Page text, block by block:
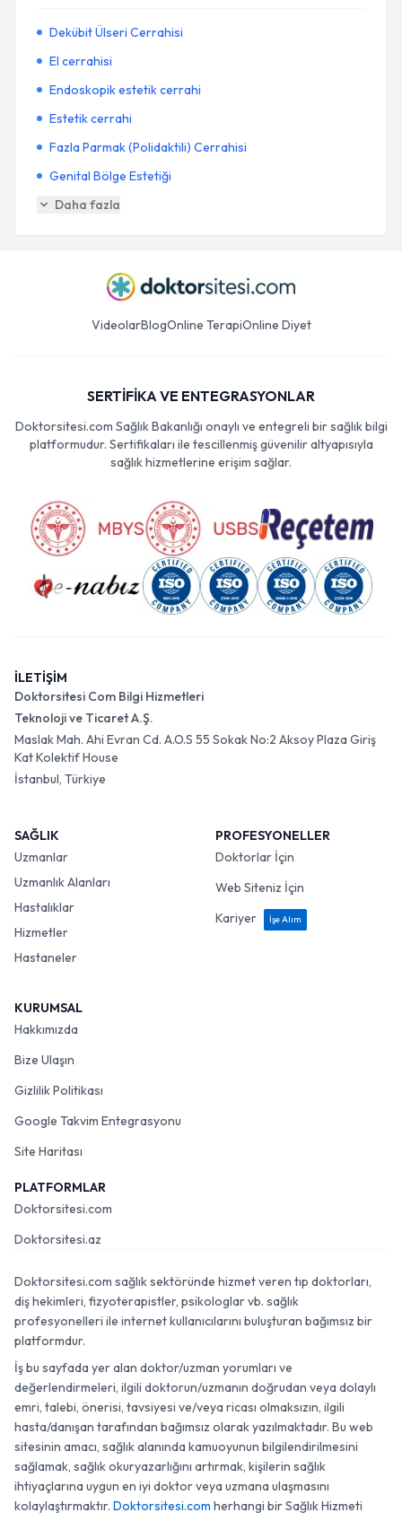
Dekübit Ülseri Cerrahisi
El cerrahisi
Endoskopik estetik cerrahi
Estetik cerrahi
Fazla Parmak (Polidaktili) Cerrahisi
Genital Bölge Estetiği
Daha fazla
VideolarBlogOnline TerapiOnline Diyet
SERTİFİKA VE ENTEGRASYONLAR
Doktorsitesi.com Sağlık Bakanlığı onaylı ve entegreli bir sağlık bilgi
platformudur. Sertifikaları ile tescillenmiş güvenilir altyapısıyla
sağlık hizmetlerine erişim sağlar.
İLETİŞİM
Doktorsitesi Com Bilgi Hizmetleri
Teknoloji ve Ticaret A.Ş.
Maslak Mah. Ahi Evran Cd. A.O.S 55 Sokak No:2 Aksoy Plaza Giriş
Kat Kolektif House
İstanbul, Türkiye
SAĞLIK
Uzmanlar
Uzmanlık Alanları
Hastalıklar
Hizmetler
Hastaneler
PROFESYONELLER
Doktorlar İçin
Web Siteniz İçin
Kariyer
İşe Alım
KURUMSAL
Hakkımızda
Bize Ulaşın
Gizlilik Politikası
Google Takvim Entegrasyonu
Site Haritası
PLATFORMLAR
Doktorsitesi.com
Doktorsitesi.az
Doktorsitesi.com sağlık sektöründe hizmet veren tıp doktorları,
diş hekimleri, fizyoterapistler, psikologlar vb. sağlık
profesyonelleri ile internet kullanıcılarını buluşturan bağımsız bir
platformdur.
İş bu sayfada yer alan doktor/uzman yorumları ve
değerlendirmeleri, ilgili doktorun/uzmanın doğrudan veya dolaylı
emri, talebi, önerisi, tavsiyesi ve/veya ricası olmaksızın, ilgili
hasta/danışan tarafından bağımsız olarak yazılmaktadır. Bu web
sitesinin amacı, sağlık alanında kamuoyunun bilgilendirilmesini
sağlamak, sağlık okuryazarlığını artırmak, kişilerin sağlık
ihtiyaçlarına uygun en iyi doktor veya uzmana ulaşmasını
kolaylaştırmaktır. Doktorsitesi.com herhangi bir Sağlık Hizmeti